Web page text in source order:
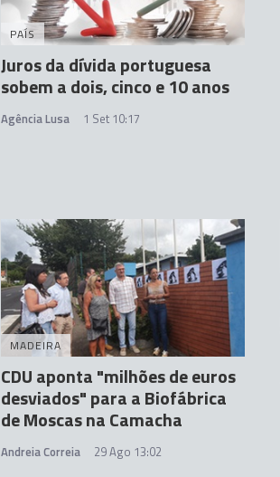
PAÍS
Juros da dívida portuguesa
sobem a dois, cinco e 10 anos
Agência Lusa 1 Set 10:17
MADEIRA
CDU aponta "milhões de euros
desviados" para a Biofábrica
de Moscas na Camacha
Andreia Correia 29 Ago 13:02